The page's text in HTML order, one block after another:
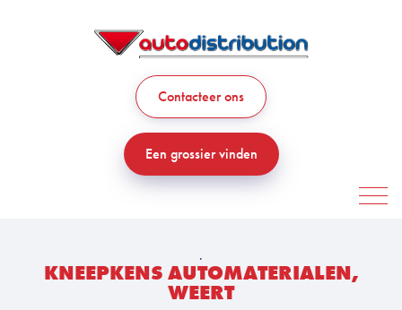
Contacteer ons
Een grossier vinden
.
KNEEPKENS AUTOMATERIALEN,
WEERT